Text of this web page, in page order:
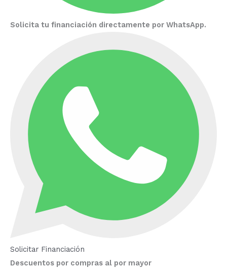
Solicita tu financiación directamente por WhatsApp.
Solicitar Financiación
Descuentos por compras al por mayor